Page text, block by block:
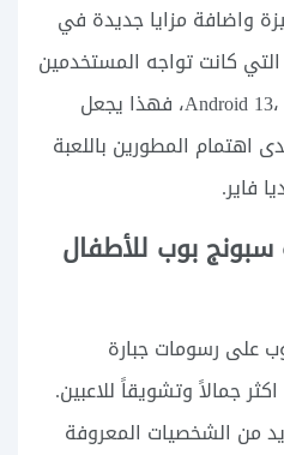
واضافة مزايا جديدة في
كانت تواجه المستخدمين
على اصدارات ” Android 13، Android 12″، فهذا يجعل
اهتمام المطورين باللعبة
فاير.
سبونج بوب للأطفال
على رسومات جبارة
جمالاً وتشويقاً للاعبين.
من الشخصيات المعروفة